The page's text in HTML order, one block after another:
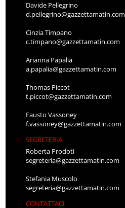
Davide Pellegrino
d.pellegrino@gazzettamatin.com
Cinzia Timpano
c.timpano@gazzettamatin.com
Arianna Papalia
a.papalia@gazzettamatin.com
Thomas Piccot
t.piccot@gazzettamatin.com
Fausto Vassoney
f.vassoney@gazzettamatin.com
SEGRETERIA
Roberta Prodoti
segreteria@gazzettamatin.com
Stefania Muscolo
segreteria@gazzettamatin.com
CONTATTACI